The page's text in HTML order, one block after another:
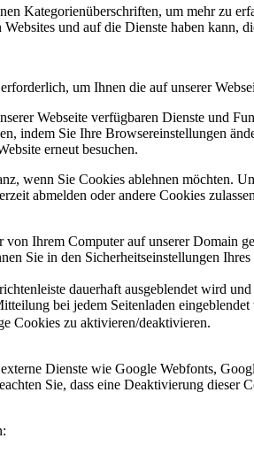
Kategorienüberschriften, um mehr zu
und auf die Dienste haben kann,
um Ihnen die auf unserer
Webseite verfügbaren Dienste und
indem Sie Ihre Browsereinstellungen
erneut besuchen.
wenn Sie Cookies ablehnen möchten.
abmelden oder andere Cookies
von Ihrem Computer auf unserer Domain
Sie in den Sicherheitseinstellungen
dauerhaft ausgeblendet wird
bei jedem Seitenladen eingeblendet
Cookies zu aktivieren/deaktivieren.
Dienste wie Google Webfonts,
Sie, dass eine Deaktivierung